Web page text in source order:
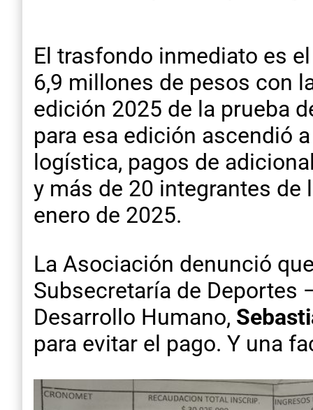
El trasfondo inmediato es
6,9 millones de pesos con
edición 2025 de la prueba
para esa edición ascendió
logística, pagos de
y más de 20 integrantes
enero de 2025.
La Asociación denunció
Subsecretaría de Deportes
Desarrollo Humano,
para evitar el pago. Y una